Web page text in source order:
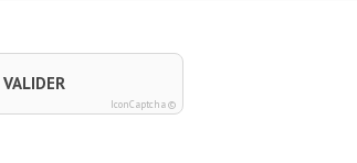
IconCaptcha ©